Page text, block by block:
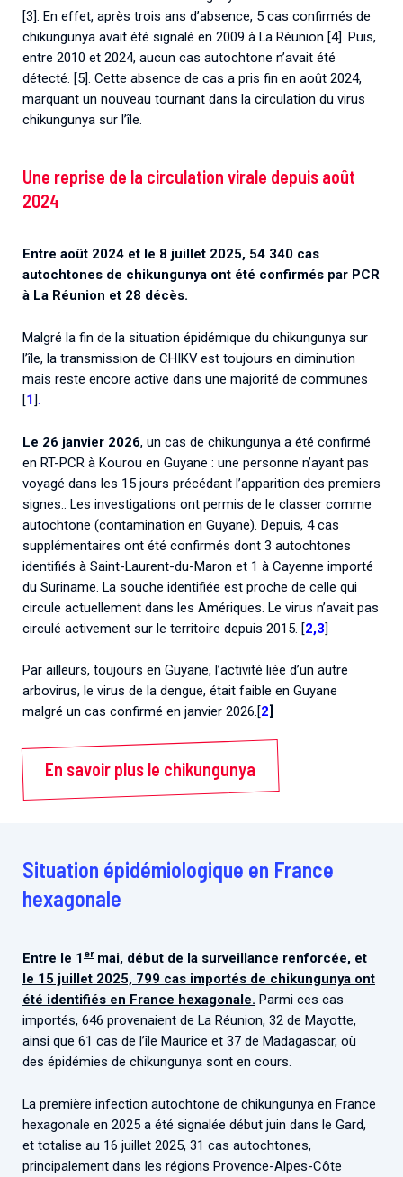
[3]. En effet, après trois ans d’absence, 5 cas confirmés de
chikungunya avait été signalé en 2009 à La Réunion [4]. Puis,
entre 2010 et 2024, aucun cas autochtone n’avait été
détecté. [5]. Cette absence de cas a pris fin en août 2024,
marquant un nouveau tournant dans la circulation du virus
chikungunya sur l’île.
Une reprise de la circulation virale depuis août
2024
Entre août 2024 et le 8 juillet 2025, 54 340 cas
autochtones de chikungunya ont été confirmés par PCR
à La Réunion et 28 décès.
Malgré la fin de la situation épidémique du chikungunya sur
l’île, la transmission de CHIKV est toujours en diminution
mais reste encore active dans une majorité de communes
[1].
Le 26 janvier 2026, un cas de chikungunya a été confirmé
en RT-PCR à Kourou en Guyane : une personne n’ayant pas
voyagé dans les 15 jours précédant l’apparition des premiers
signes.. Les investigations ont permis de le classer comme
autochtone (contamination en Guyane). Depuis, 4 cas
supplémentaires ont été confirmés dont 3 autochtones
identifiés à Saint-Laurent-du-Maron et 1 à Cayenne importé
du Suriname. La souche identifiée est proche de celle qui
circule actuellement dans les Amériques. Le virus n’avait pas
circulé activement sur le territoire depuis 2015. [2,3]
Par ailleurs, toujours en Guyane, l’activité liée d’un autre
arbovirus, le virus de la dengue, était faible en Guyane
malgré un cas confirmé en janvier 2026.[2
En savoir plus le chikungunya
Situation épidémiologique en France
hexagonale
Entre le 1 ermai, début de la surveillance renforcée, et
le 15 juillet 2025, 799 cas importés de chikungunya ont
été identifiés en France hexagonale. Parmi ces cas
importés, 646 provenaient de La Réunion, 32 de Mayotte,
ainsi que 61 cas de l’île Maurice et 37 de Madagascar, où
des épidémies de chikungunya sont en cours.
La première infection autochtone de chikungunya en France
hexagonale en 2025 a été signalée début juin dans le Gard,
et totalise au 16 juillet 2025, 31 cas autochtones,
principalement dans les régions Provence-Alpes-Côte